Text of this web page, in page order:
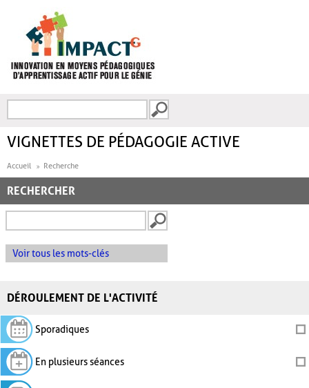
FORMULAIRE DE
VIGNETTES DE PÉDAGOGIE ACTIVE
Accueil Recherche
RECHERCHER
Voir tous les mots-clés
DÉROULEMENT DE L'ACTIVITÉ
Sporadiques
En plusieurs séances